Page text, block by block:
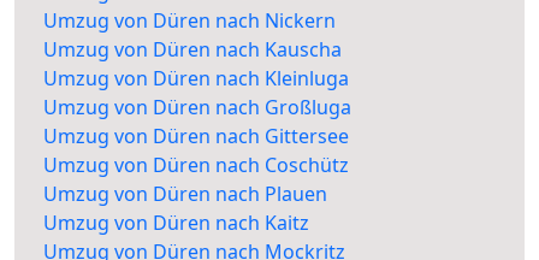
Umzug von Düren nach Nickern
Umzug von Düren nach Kauscha
Umzug von Düren nach Kleinluga
Umzug von Düren nach Großluga
Umzug von Düren nach Gittersee
Umzug von Düren nach Coschütz
Umzug von Düren nach Plauen
Umzug von Düren nach Kaitz
Umzug von Düren nach Mockritz